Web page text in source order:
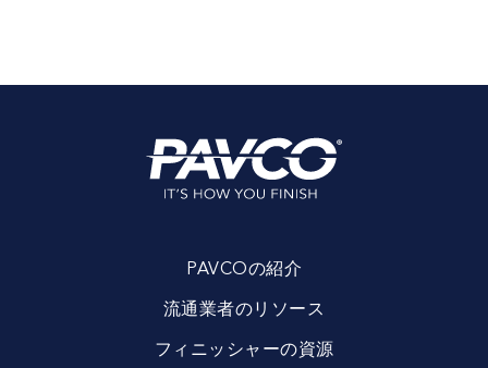
PAVCOの紹介
流通業者のリソース
フィニッシャーの資源